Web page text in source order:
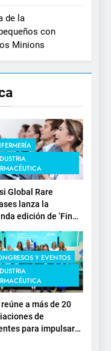
de la
con
Minions
Global Rare
lanza la
edición de ‘Find
para impulsar la
en
de
lisosomal
Y EVENTOS
reúne a más de 20
de
para impulsar